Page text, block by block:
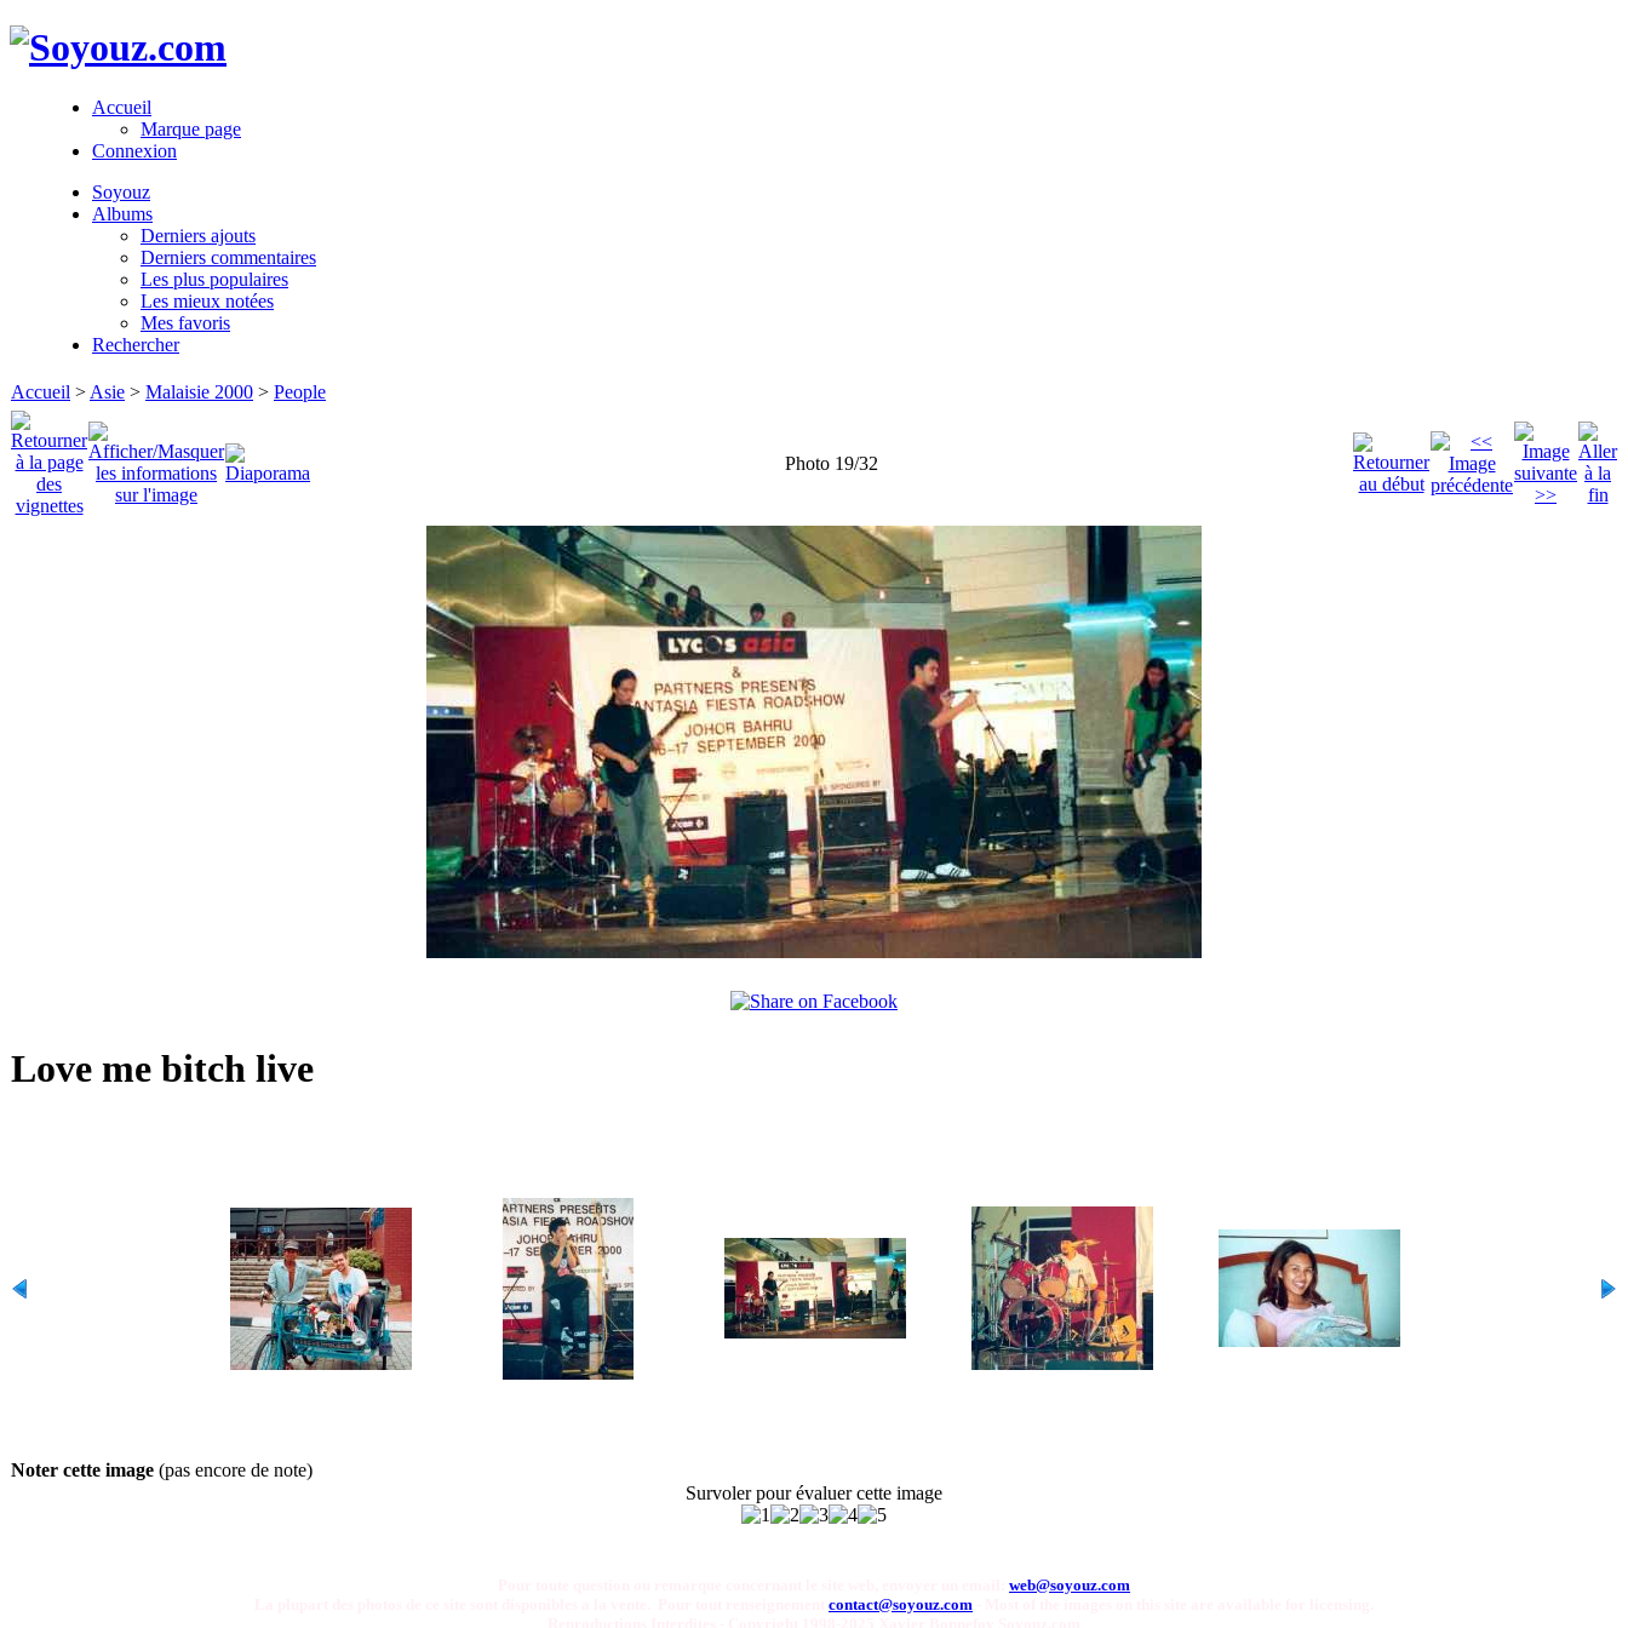
Accueil
Marque page
Connexion
Soyouz
Albums
Derniers ajouts
Derniers commentaires
Les plus populaires
Les mieux notées
Mes favoris
Rechercher
Accueil > Asie > Malaisie 2000 > People
Photo 19/32
Love me bitch live
Noter cette image (pas encore de note)
Survoler pour évaluer cette image
web@soyouz.com
contact@soyouz.com